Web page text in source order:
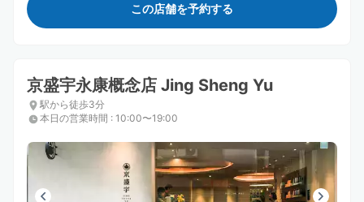
この店舗を予約する
京盛宇永康概念店 Jing Sheng Yu
駅から徒歩3分
本日の営業時間 : 10:00〜19:00